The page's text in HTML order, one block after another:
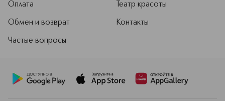
Оплата
Обмен и возврат
Частые вопросы
Театр красоты
Контакты